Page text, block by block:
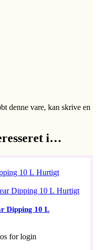
denne vare, kan skrive en
i…
Hurtigt
Hurtigt
Dipping 10 L
for login